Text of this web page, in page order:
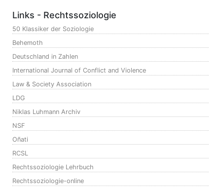
Links - Rechtssoziologie
50 Klassiker der Soziologie
Behemoth
Deutschland in Zahlen
International Journal of Conflict and Violence
Law & Society Association
LDG
Niklas Luhmann Archiv
NSF
Oñati
RCSL
Rechtssoziologie Lehrbuch
Rechtssoziologie-online